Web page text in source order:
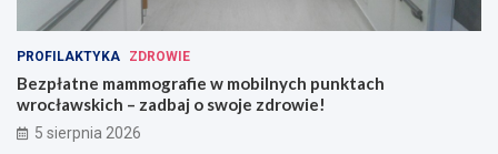
PROFILAKTYKA ZDROWIE
Bezpłatne mammografie w mobilnych punktach
wrocławskich – zadbaj o swoje zdrowie!
5 sierpnia 2026